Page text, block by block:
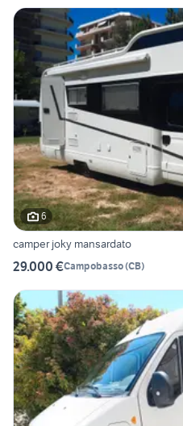
6
camper joky mansardato
29.000 €Campobasso(CB)